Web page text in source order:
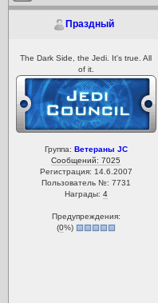
Праздный
The Dark Side, the Jedi. It's true. All
of it.
Группа: Ветераны JC
Сообщений: 7025
Регистрация: 14.6.2007
Пользователь №: 7731
Награды: 4
Предупреждения:
(0%)